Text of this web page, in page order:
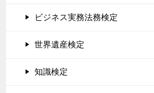
ビジネス実務法務検定
世界遺産検定
知識検定